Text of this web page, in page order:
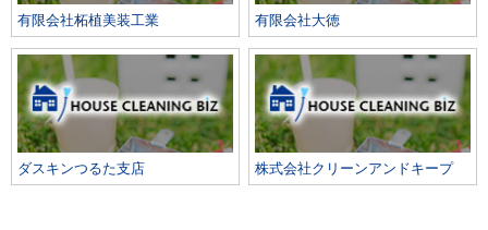
有限会社柘植美装工業 有限会社大徳
ダスキンつるた支店 株式会社クリーンアンドキープ